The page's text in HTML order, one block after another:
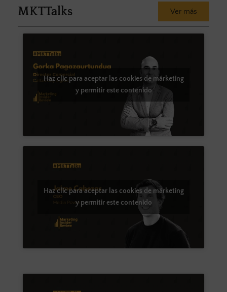
MKTTalks Ver más
Haz clic para aceptar las cookies de márketing
y permitir este contenido
Haz clic para aceptar las cookies de márketing
y permitir este contenido